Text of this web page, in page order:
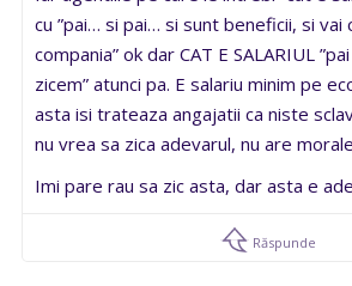
cu ”pai… si pai… si sunt beneficii, si vai
compania” ok dar CAT E SALARIUL
zicem” atunci pa. E salariu minim pe
asta isi trateaza angajatii ca niste
nu vrea sa zica adevarul, nu are
Imi pare rau sa zic asta, dar asta e
Răspunde